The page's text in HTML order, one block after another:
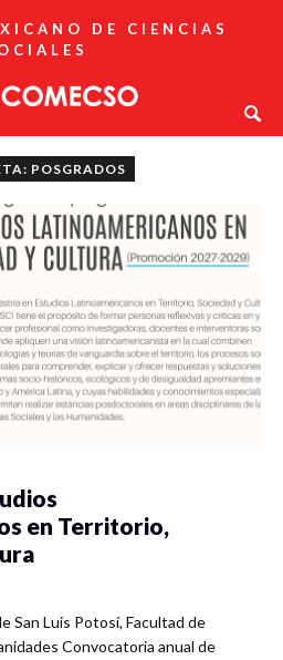
DE CIENCIAS
POSGRADOS
en Territorio,
San Luis Potosí, Facultad de
Convocatoria anual de